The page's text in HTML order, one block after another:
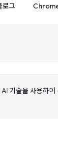
로그
기술을 사용하여